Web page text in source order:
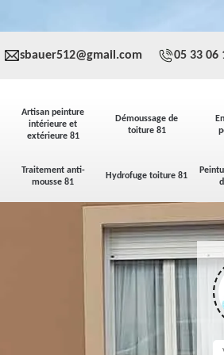
Artisan peinture
intérieure et
extérieure 81
Démoussage de
toiture 81
Traitement anti-
mousse 81
Hydrofuge toiture 81
sbauer512@gmail.com 05 33 06